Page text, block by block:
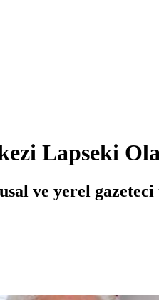
Lapseki
ve yerel